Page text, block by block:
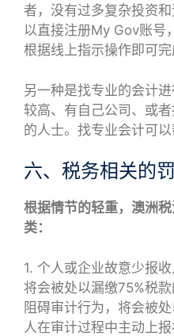
者，没有过多复杂投资
以直接注册My Gov账号
根据线上指示操作即可完
另一种是找专业的会计
较高、有自己公司、或
的人士。找专业会计可以
六、税务相关的
根据情节的轻重，澳洲
类：
1. 个人或企业故意少报
将会被处以漏缴75%税
阻碍审计行为，将会被
人在审计过程中主动上